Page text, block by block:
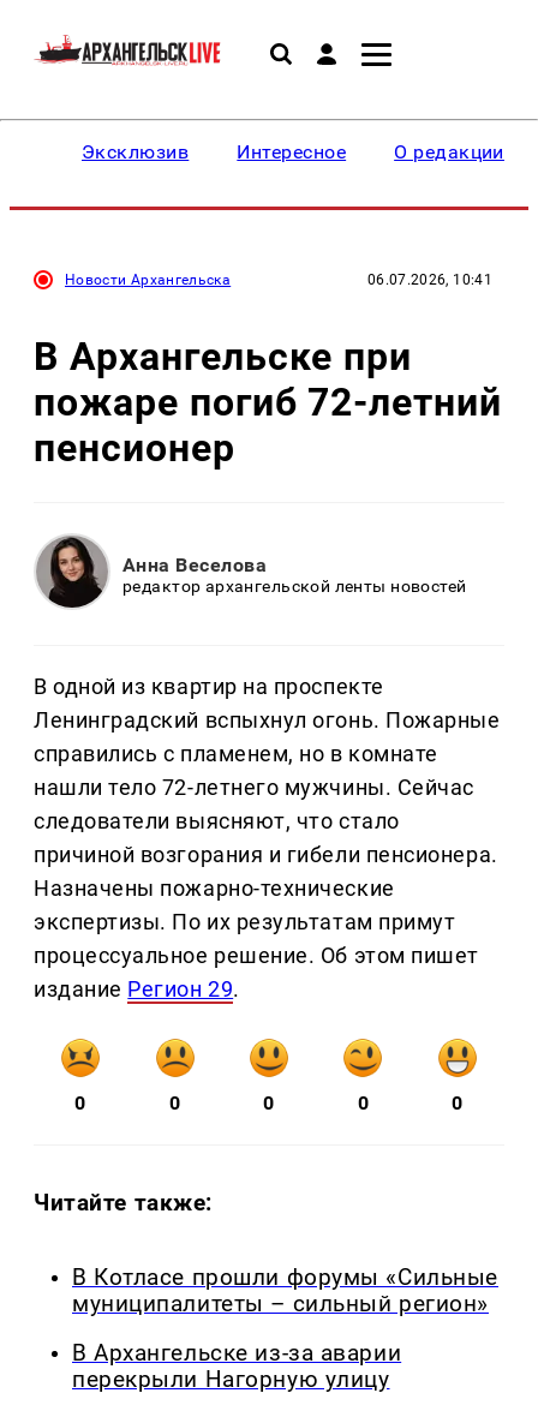
Эксклюзив Интересное О редакции
Новости Архангельска 06.07.2026, 10:41
В Архангельске при
пожаре погиб 72-летний
пенсионер
Анна Веселова
редактор архангельской ленты новостей
В одной из квартир на проспекте
Ленинградский вспыхнул огонь. Пожарные
справились с пламенем, но в комнате
нашли тело 72-летнего мужчины. Сейчас
следователи выясняют, что стало
причиной возгорания и гибели пенсионера.
Назначены пожарно-технические
экспертизы. По их результатам примут
процессуальное решение. Об этом пишет
издание Регион 29.
0 0 0 0 0
Читайте также:
В Котласе прошли форумы «Сильные
муниципалитеты – сильный регион»
В Архангельске из-за аварии
перекрыли Нагорную улицу